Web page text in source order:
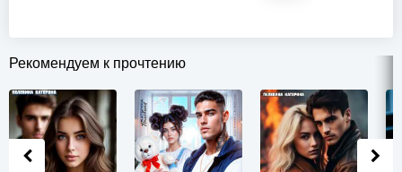
Рекомендуем к прочтению